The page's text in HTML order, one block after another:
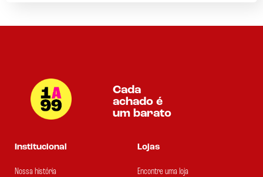
Cada
achado é
um barato
Institucional
Nossa história
Lojas
Encontre uma loja